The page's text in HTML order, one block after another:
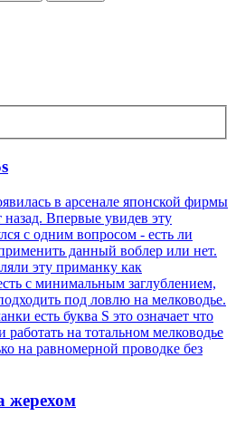
в арсенале японской фирмы
назад. Впервые увидев эту
с одним вопросом - есть ли
данный воблер или нет.
эту приманку как
с минимальным заглублением,
под ловлю на мелководье.
есть буква S это означает что
на тотальном мелководье
на равномерной проводке без
жерехом